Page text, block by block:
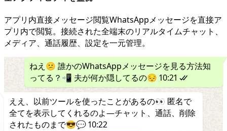
アプリ内直接メッセージ閲覧WhatsAppメッセージを直接ア
プリ内で閲覧。接続された全端末のリアルタイムチャット、
メディア、通話履歴、設定を一元管理。
ねえ😕 誰かのWhatsAppメッセージを見る方法知
ってる？📲 夫が何か隠してるの😔 10:21
ええ、以前ツールを使ったことがあるの👀 匿名で
全てを表示してくれるのよ―チャット、通話、削除
されたものまで😎💬10:22